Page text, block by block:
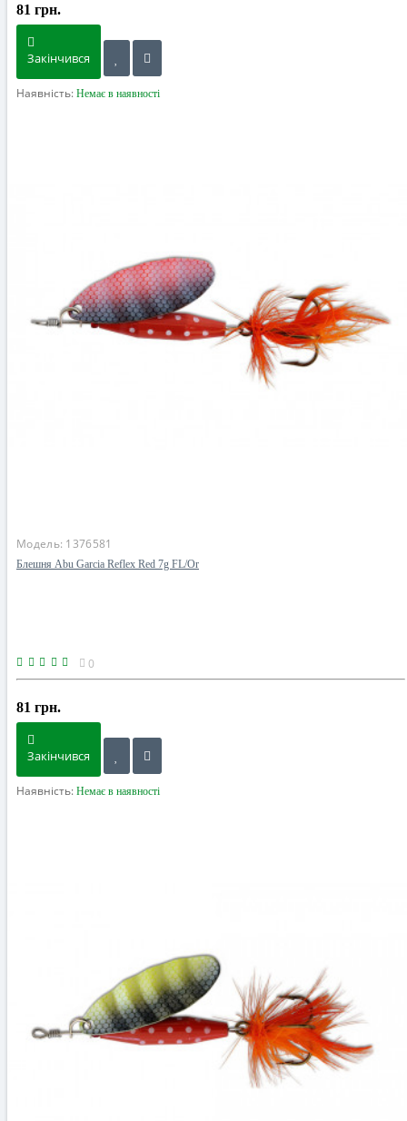
81 грн.
Закінчився
Наявність: Немає в наявності
Модель: 1376581
Блешня Abu Garcia Reflex Red 7g FL/Or
0
81 грн.
Закінчився
Наявність: Немає в наявності